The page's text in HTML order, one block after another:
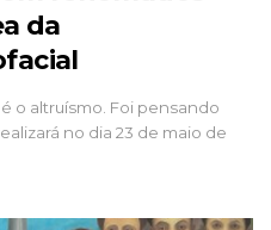
da
o altruísmo. Foi pensando
no dia 23 de maio de